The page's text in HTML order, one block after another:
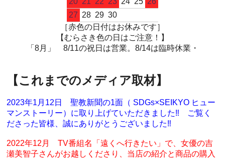
27 28 29 30
［赤色の日付はお休みです］
【むらさき色の日はご注意！】
「8月」 8/11の祝日は営業。8/14は臨時休業・
【これまでのメディア取材】
2023年1月12日 聖教新聞の1面（ SDGs×SEIKYO ヒュー
マンストーリー）に取り上げていただきました‼ ご覧く
ださった皆様、誠にありがとうございました‼
2022年12月 TV番組名「遠くへ行きたい」で、女優の吉
瀬美智子さんがお越しくださり、当店の紹介と商品の購入